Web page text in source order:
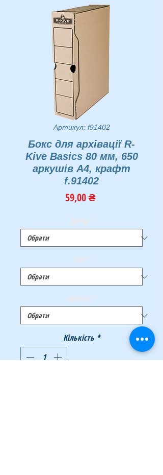
Артикул: f91402
Бокс для архівації R-
Kive Basics 80 мм, 650
аркушів А4, крафт
f.91402
59,00 ₴Ціна
Бренд *
Тип *
ширина *
Кількість *